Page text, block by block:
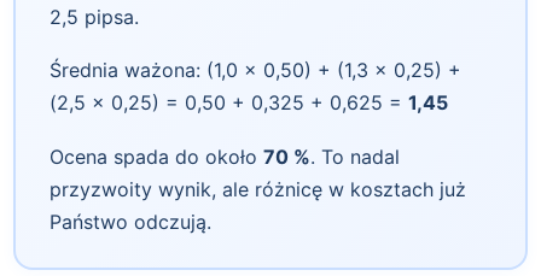
2,5 pipsa.
Średnia ważona: (1,0 × 0,50) + (1,3 × 0,25) +
(2,5 × 0,25) = 0,50 + 0,325 + 0,625 = 1,45
Ocena spada do około 70 %. To nadal
przyzwoity wynik, ale różnicę w kosztach już
Państwo odczują.